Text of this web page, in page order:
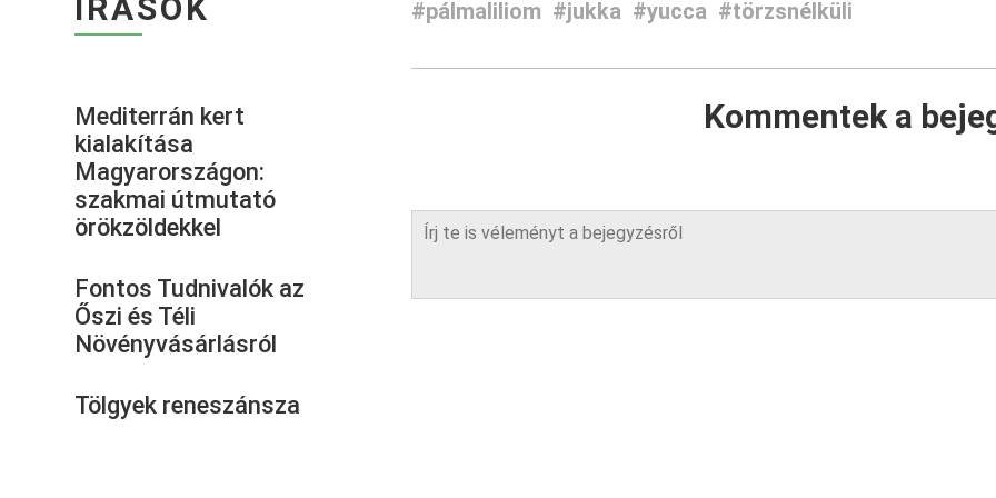
ÍRÁSOK
Mediterrán kert
kialakítása
Magyarországon:
szakmai útmutató
örökzöldekkel
Fontos Tudnivalók az
Őszi és Téli
Növényvásárlásról
Tölgyek reneszánsza
#pálmaliliom #jukka #yucca #törzsnélküli
Kommentek a